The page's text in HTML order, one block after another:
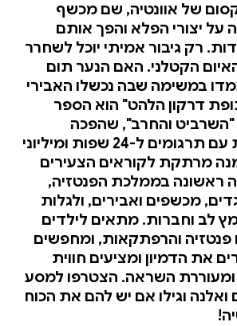
של אוונטיה, שם מכשף
יצורי הפלא והפך אותם
רק גיבור אמיתי יוכל לשחרר
הקטלני. האם הנער תום
במשימה שבה נכשלו האבירי
דרקון הלהט" הוא הספר
והחרב", שהפכה
להצלחה עולמית עם תרגומים ל-24 שפות ומיליוני
מרתקת לקוראים הצעירים
ראשונה בממלכת הפנטזיה,
מכשפים ואבירים, ולגלות
לב וחברות. מתאים לילדים
פנטזיה והרפתקאות, ומחפשים
את הדמיון ומציעים חווית
השראה. הצטרפו למסע
וגילו אם יש להם את הכוח